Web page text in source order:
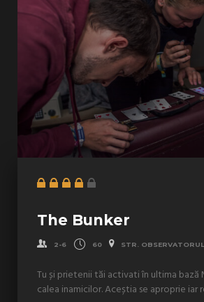
The Bunker
2-6 60 STR.
Tu și prietenii tăi activati în ultima bază
calea inamicilor. Aceștia se aproprie iar